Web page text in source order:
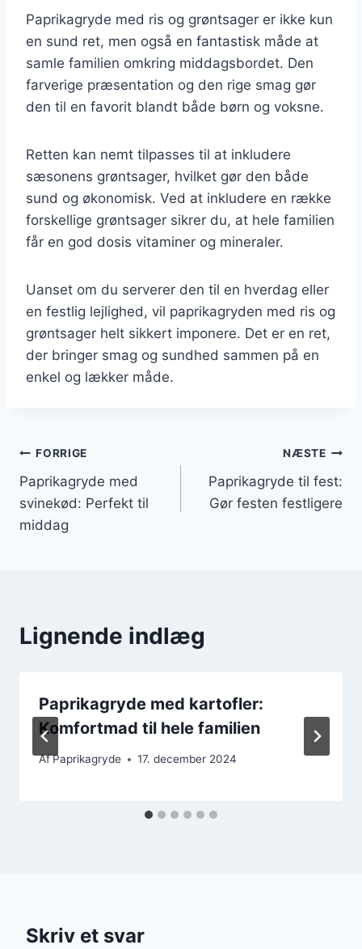
Paprikagryde med ris og grøntsager er ikke kun
en sund ret, men også en fantastisk måde at
samle familien omkring middagsbordet. Den
farverige præsentation og den rige smag gør
den til en favorit blandt både børn og voksne.
Retten kan nemt tilpasses til at inkludere
sæsonens grøntsager, hvilket gør den både
sund og økonomisk. Ved at inkludere en række
forskellige grøntsager sikrer du, at hele familien
får en god dosis vitaminer og mineraler.
Uanset om du serverer den til en hverdag eller
en festlig lejlighed, vil paprikagryden med ris og
grøntsager helt sikkert imponere. Det er en ret,
der bringer smag og sundhed sammen på en
enkel og lækker måde.
Indlægsnavigation
FORRIGE
Paprikagryde med
svinekød: Perfekt til
middag
NÆSTE
Paprikagryde til fest:
Gør festen festligere
Lignende indlæg
Paprikagryde med kartofler:
Komfortmad til hele familien
AfPaprikagryde 17. december 2024
Skriv et svar